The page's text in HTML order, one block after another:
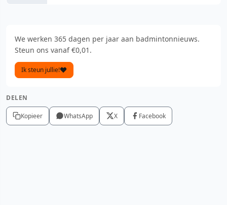
We werken 365 dagen per jaar aan badmintonnieuws.
Steun ons vanaf €0,01.
Ik steun jullie!
DELEN
Kopieer WhatsApp X Facebook